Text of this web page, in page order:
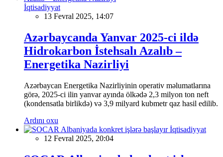
İqtisadiyyat
13 Fevral 2025, 14:07
Azərbaycanda Yanvar 2025-ci ildə
Hidrokarbon İstehsalı Azalıb –
Energetika Nazirliyi
Azərbaycan Energetika Nazirliyinin operativ məlumatlarına
görə, 2025-ci ilin yanvar ayında ölkədə 2,3 milyon ton neft
(kondensatla birlikdə) və 3,9 milyard kubmetr qaz hasil edilib.
Ardını oxu
İqtisadiyyat
12 Fevral 2025, 20:04